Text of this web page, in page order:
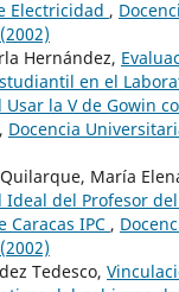
Electricidad ,
Hernández,
en el
la V de Gowin
, Docencia
María
Ideal del Profesor
Caracas IPC ,
Tedesco,